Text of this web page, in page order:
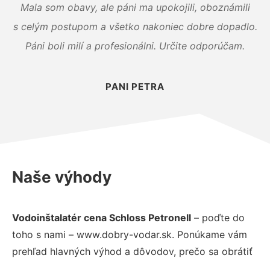
Mala som obavy, ale páni ma upokojili, oboznámili
s celým postupom a všetko nakoniec dobre dopadlo.
Páni boli milí a profesionálni. Určite odporúčam.
PANI PETRA
Naše výhody
Vodoinštalatér cena Schloss Petronell – poďte do
toho s nami – www.dobry-vodar.sk. Ponúkame vám
prehľad hlavných výhod a dôvodov, prečo sa obrátiť